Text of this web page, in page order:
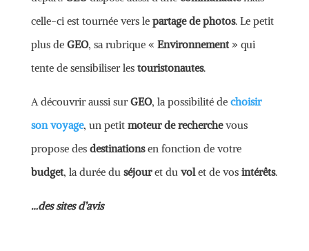
celle-ci est tournée vers le partage de photos. Le petit
plus de GEO, sa rubrique « Environnement» qui
tente de sensibiliser les touristonautes.
A découvrir aussi surGEO, la possibilité de choisir
son voyage, un petit moteur de recherchevous
propose des destinationsen fonction de votre
budget, la durée du séjouret du volet de vos intérêts.
…des sites d’avis